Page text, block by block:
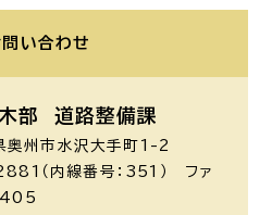
問い合わせ
部 道路整備課
州市水沢大手町1-2
（内線番号：351） ファ